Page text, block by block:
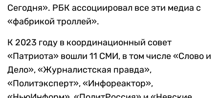
Сегодня». РБК ассоциировал все эти медиа с
«фабрикой троллей».
К 2023 году в координационный совет
«Патриота» вошли 11 СМИ, в том числе «Слово и
Дело», «Журналистская правда»,
«Политэксперт», «Инфореактор»,